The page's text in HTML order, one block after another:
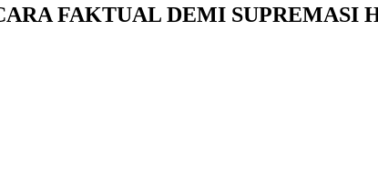
FAKTUAL DEMI SUPREMASI